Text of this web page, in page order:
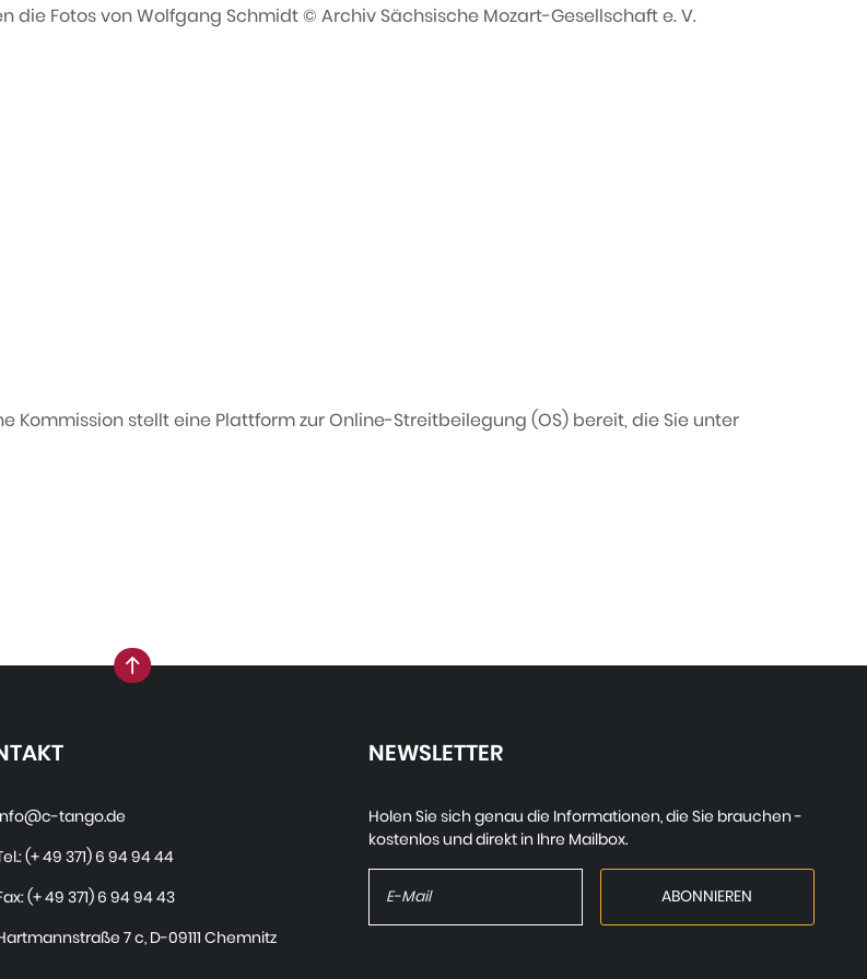
Fotos von Wolfgang Schmidt © Archiv Sächsische Mozart-Gesellschaft e. V.
Kommission stellt eine Plattform zur Online-Streitbeilegung (OS) bereit, die Sie unter
nach oben
tango.de
(+ 49 371) 6 94 94 44
(+ 49 371) 6 94 94 43
7 c, D-09111 Chemnitz
NEWSLETTER
Holen Sie sich genau die Informationen, die Sie brauchen -
kostenlos und direkt in Ihre Mailbox.